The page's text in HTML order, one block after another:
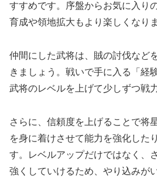
すすめです。序盤からお気に入り
育成や領地拡大もより楽しくなり
仲間にした武将は、賊の討伐など
きましょう。戦いで手に入る「経
武将のレベルを上げて少しずつ戦
さらに、信頼度を上げることで将
を身に着けさせて能力を強化した
す。レベルアップだけではなく、
強くしていけるため、やり込みが